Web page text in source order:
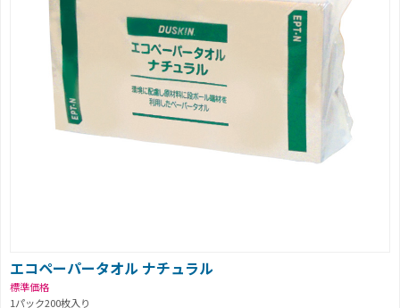
エコペーパータオル ナチュラル
標準価格
1パック200枚入り